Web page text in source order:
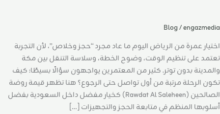
Blog/engazmedia
اختيار عمرة من الرياض اليوم ما عاد مجرد “حجز وخلاص”، لأن التجربة
تعتمد على تنظيم الوقت، وضوح الخطة، وسلاسة التنقل بين مكة
والمدينة بدون توتر. كثير من المعتمرين يواجهون سؤالًا بسيطًا: كيف
تكون الرحلة مرتبة من أول تواصل حتى الرجوع؟ هنا تظهر قيمة روضة
الصالحين (Rawdat Al Saleheen) كخيار مفضل داخل السعودية بفضل
أسلوبها المنظم في متابعة الحجز والتجهيزات […]